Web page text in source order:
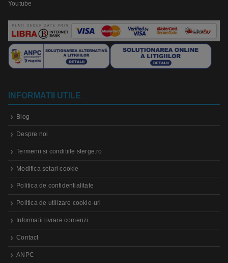
Youtube
INFORMATII UTILE
Blog
Despre noi
Termenii si conditiile sterge.ro
Modifica setari cookie
Politica de confidentialitate
Politica de utilizare cookie-uri
Informatii livrare comenzi
Contact
ANPC